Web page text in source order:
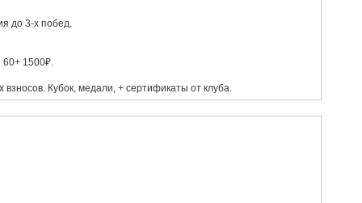
до 3-х побед.
1500₽.
Кубок, медали, + сертификаты от клуба.